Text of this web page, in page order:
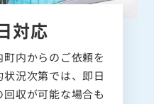
対応
内からのご依頼を
況次第では、即日
収が可能な場合も